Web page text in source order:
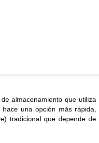
almacenamiento que utiliza
una opción más rápida,
tradicional que depende de
experiencia a más TVs LCD